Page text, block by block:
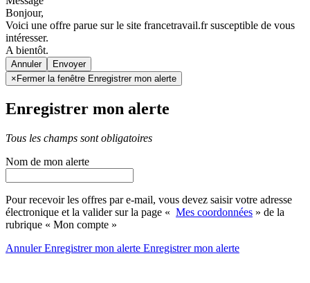
Bonjour,
Voici une offre parue sur le site francetravail.fr susceptible de vous
intéresser.
A bientôt.
Annuler
× Fermer la fenêtre Enregistrer mon alerte
Enregistrer mon alerte
Tous les champs sont obligatoires
Nom de mon alerte
Pour recevoir les offres par e-mail, vous devez saisir votre adresse
électronique et la valider sur la page « Mes coordonnées » de la
rubrique « Mon compte »
AnnulerEnregistrer mon alerte Enregistrermon alerte